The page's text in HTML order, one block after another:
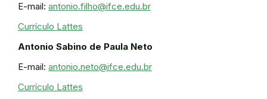
E-mail: antonio.filho@ifce.edu.br
Currículo Lattes
Antonio Sabino de Paula Neto
E-mail: antonio.neto@ifce.edu.br
Currículo Lattes